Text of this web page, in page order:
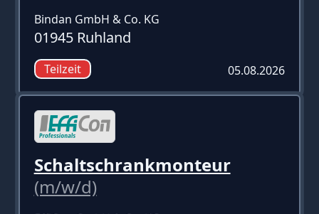
Bindan GmbH & Co. KG
01945 Ruhland
Teilzeit 05.08.2026
Schaltschrankmonteur
(m/w/d)